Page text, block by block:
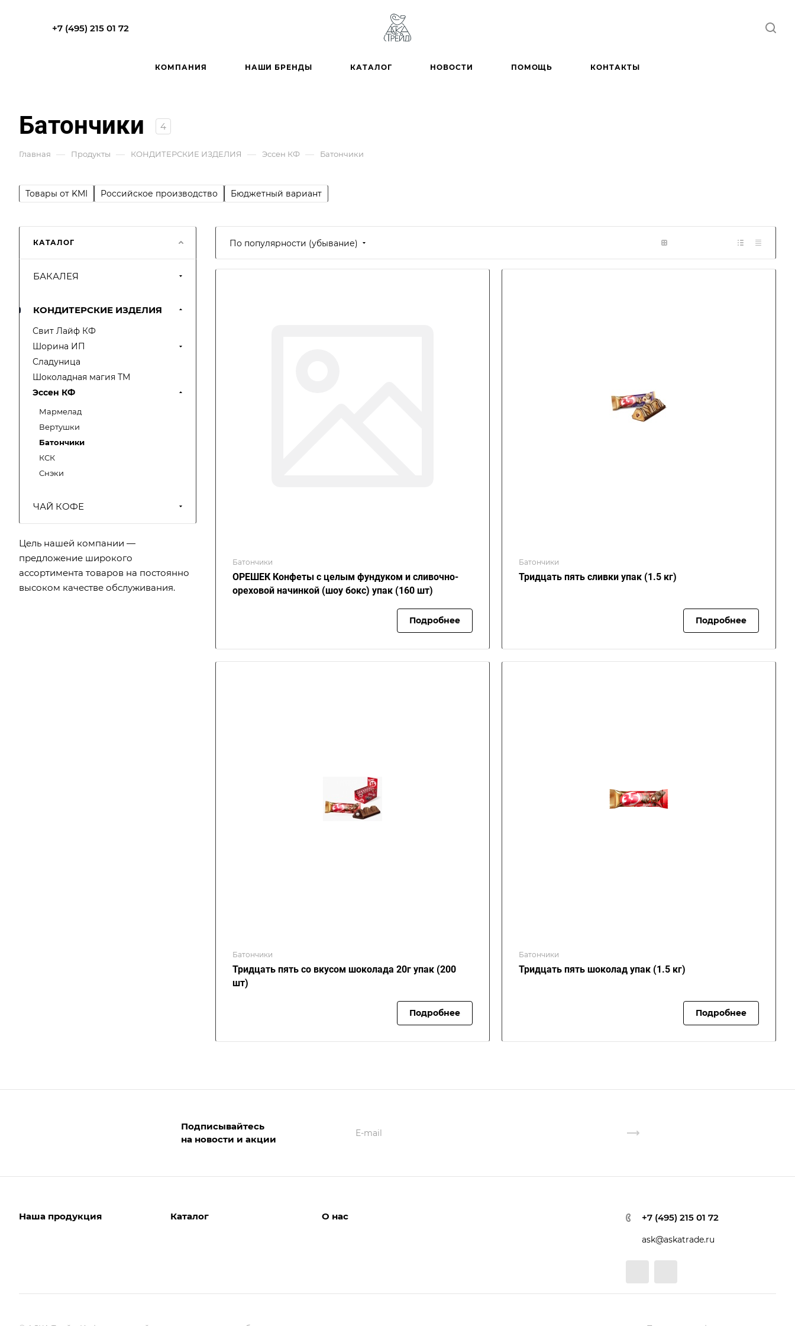
+7 (495) 215 01 72
КОМПАНИЯ НАШИ БРЕНДЫ КАТАЛОГ НОВОСТИ ПОМОЩЬ КОНТАКТЫ
Батончики 4
Главная — Продукты — КОНДИТЕРСКИЕ ИЗДЕЛИЯ — Эссен КФ — Батончики
Товары от KMI Российское производство Бюджетный вариант
По популярности (убывание)
Батончики
ОРЕШЕК Конфеты с целым фундуком и сливочно-
ореховой начинкой (шоу бокс) упак (160 шт)
Подробнее
Батончики
Тридцать пять сливки упак (1.5 кг)
Подробнее
Батончики
Тридцать пять со вкусом шоколада 20г упак (200
шт)
Подробнее
Батончики
Тридцать пять шоколад упак (1.5 кг)
Подробнее
КАТАЛОГ
БАКАЛЕЯ
КОНДИТЕРСКИЕ ИЗДЕЛИЯ
Свит Лайф КФ
Шорина ИП
Сладуница
Шоколадная магия ТМ
Эссен КФ
Мармелад
Вертушки
Батончики
КСК
Снэки
ЧАЙ КОФЕ
Цель нашей компании —
предложение широкого
ассортимента товаров на постоянно
высоком качестве обслуживания.
Подписывайтесь
на новости и акции
Наша продукция Каталог О нас +7 (495) 215 01 72
ask@askatrade.ru